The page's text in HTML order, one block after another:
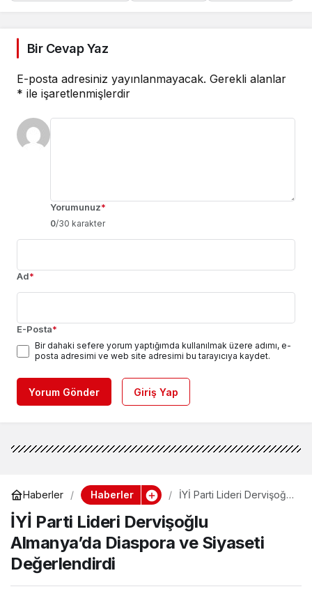
Bir Cevap Yaz
E-posta adresiniz yayınlanmayacak. Gerekli alanlar
* ile işaretlenmişlerdir
Yorumunuz*
0/30 karakter
Ad*
E-Posta*
Bir dahaki sefere yorum yaptığımda kullanılmak üzere adımı, e-
posta adresimi ve web site adresimi bu tarayıcıya kaydet.
Yorum Gönder Giriş Yap
Haberler Haberler
İYİ Parti Lideri Dervişoğlu
Siyaseti Değerlendirdi
İYİ Parti Lideri Dervişoğlu
Almanya’da Diaspora ve Siyaseti
Değerlendirdi